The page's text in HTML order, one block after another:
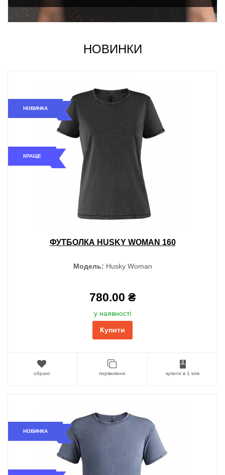
НОВИНКИ
НОВИНКА
КРАЩЕ
ФУТБОЛКА HUSKY WOMAN 160
Модель: Husky Woman
780.00 ₴
у наявності
Купити
обрані порівняння купити в 1 клік
НОВИНКА